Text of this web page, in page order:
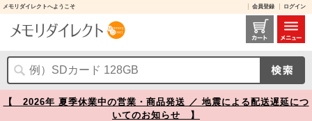
メモリダイレクトへようこそ 会員登録 ログイン
静電気防止手袋 滑り止め付き Mサイズ【メモリダイレクト】
【 2026年 夏季休業中の営業・商品発送 ／ 地震による配送遅延につ
いてのお知らせ 】